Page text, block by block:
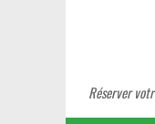
Réserver